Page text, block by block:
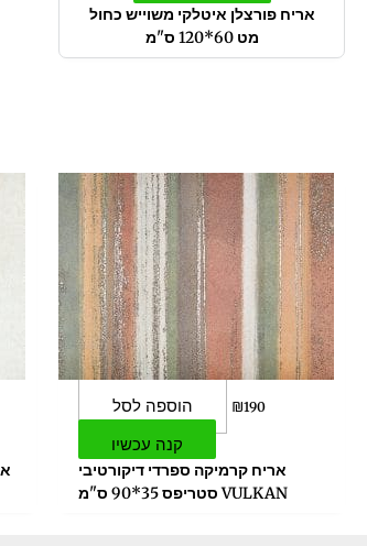
אריח פורצלן איטלקי משוייש כחול
מט 60*120 ס"מ
₪190
הוספה לסל
קנה עכשיו
אריח קרמיקה ספרדי דיקורטיבי
VULKAN סטריפס 35*90 ס"מ